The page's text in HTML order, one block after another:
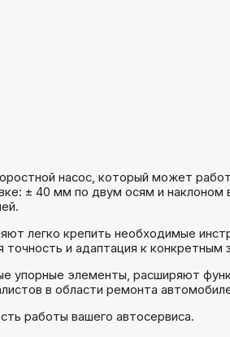
насос, который может
± 40 мм по двум осям и наклоном
легко крепить необходимые
точность и адаптация к конкретным
упорные элементы, расширяют
в области ремонта
работы вашего автосервиса.